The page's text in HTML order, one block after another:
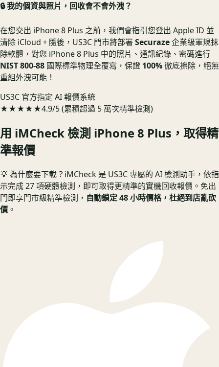
🔒 我的個資與照片，回收會不會外洩？
在您交出 iPhone 8 Plus 之前，我們會指引您登出 Apple ID 並
清除 iCloud。隨後，US3C 門市將部署Securaze企業級軍規抹
除軟體，對您 iPhone 8 Plus 中的照片、通訊紀錄、密碼進行
NIST 800-88 國際標準物理全覆寫，保證 100%徹底擦除，絕無
重組外洩可能！
US3C 官方指定 AI 報價系統
★★★★★4.9/5 (累積超過 5 萬次精準檢測)
用 iMCheck 檢測 iPhone 8 Plus ，取得精
準報價
💡 為什麼要下載？ iMCheck 是 US3C 專屬的 AI 檢測助手，依指
示完成 27 項硬體檢測，即可取得更精準的實機回收報價。 免出
門即享門市級精準檢測， 自動鎖定 48 小時價格，杜絕到店亂砍
價 。